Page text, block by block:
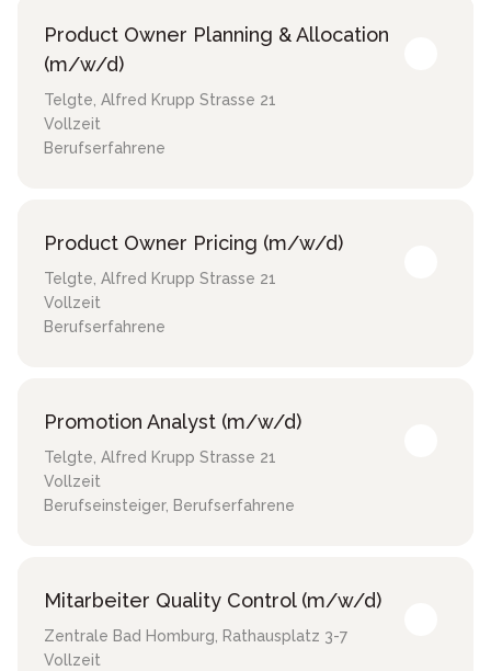
Product Owner Planning & Allocation
(m/w/d)
Telgte, Alfred Krupp Strasse 21
Vollzeit
Berufserfahrene
Product Owner Pricing (m/w/d)
Telgte, Alfred Krupp Strasse 21
Vollzeit
Berufserfahrene
Promotion Analyst (m/w/d)
Telgte, Alfred Krupp Strasse 21
Vollzeit
Berufseinsteiger, Berufserfahrene
Mitarbeiter Quality Control (m/w/d)
Zentrale Bad Homburg, Rathausplatz 3-7
Vollzeit